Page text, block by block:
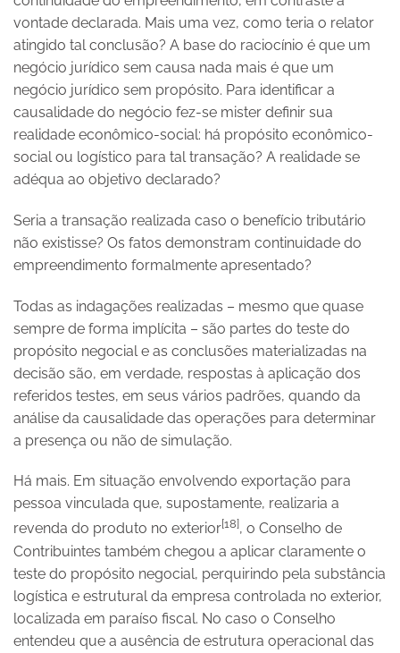
vontade declarada. Mais uma vez, como teria o relator
atingido tal conclusão? A base do raciocínio é que um
negócio jurídico sem causa nada mais é que um
negócio jurídico sem propósito. Para identificar a
causalidade do negócio fez-se mister definir sua
realidade econômico-social: há propósito econômico-
social ou logístico para tal transação? A realidade se
adéqua ao objetivo declarado?
Seria a transação realizada caso o benefício tributário
não existisse? Os fatos demonstram continuidade do
empreendimento formalmente apresentado?
Todas as indagações realizadas – mesmo que quase
sempre de forma implícita – são partes do teste do
propósito negocial e as conclusões materializadas na
decisão são, em verdade, respostas à aplicação dos
referidos testes, em seus vários padrões, quando da
análise da causalidade das operações para determinar
a presença ou não de simulação.
Há mais. Em situação envolvendo exportação para
pessoa vinculada que, supostamente, realizaria a
revenda do produto no exterior[18], o Conselho de
Contribuintes também chegou a aplicar claramente o
teste do propósito negocial, perquirindo pela substância
logística e estrutural da empresa controlada no exterior,
localizada em paraíso fiscal. No caso o Conselho
entendeu que a ausência de estrutura operacional das